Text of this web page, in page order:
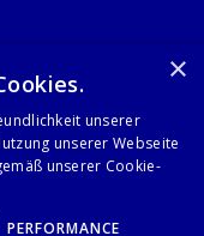
×
unserer
unserer Webseite
unserer Cookie-
PERFORMANCE